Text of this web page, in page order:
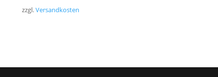
zzgl.Versandkosten